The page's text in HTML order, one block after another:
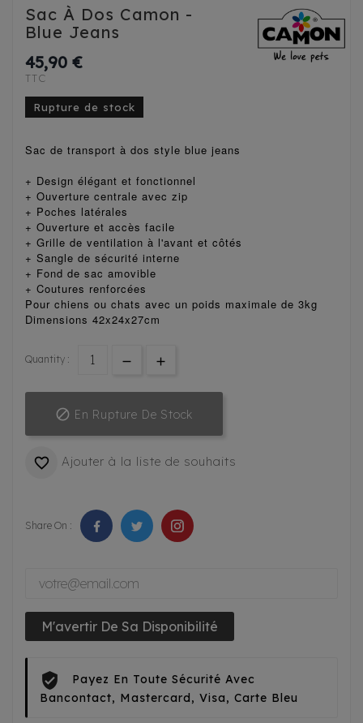
Sac À Dos Camon -
Blue Jeans
45,90 €
TTC
Rupture de stock
Sac de transport à dos style blue jeans
+ Design élégant et fonctionnel
+ Ouverture centrale avec zip
+ Poches latérales
+ Ouverture et accès facile
+ Grille de ventilation à l'avant et côtés
+ Sangle de sécurité interne
+ Fond de sac amovible
+ Coutures renforcées
Pour chiens ou chats avec un poids maximale de 3kg
Dimensions 42x24x27cm
Quantity :
 En Rupture De Stock
 Ajouter à la liste de souhaits
Share On :
M'avertir De Sa Disponibilité
Payez En Toute Sécurité Avec
Bancontact, Mastercard, Visa, Carte Bleu